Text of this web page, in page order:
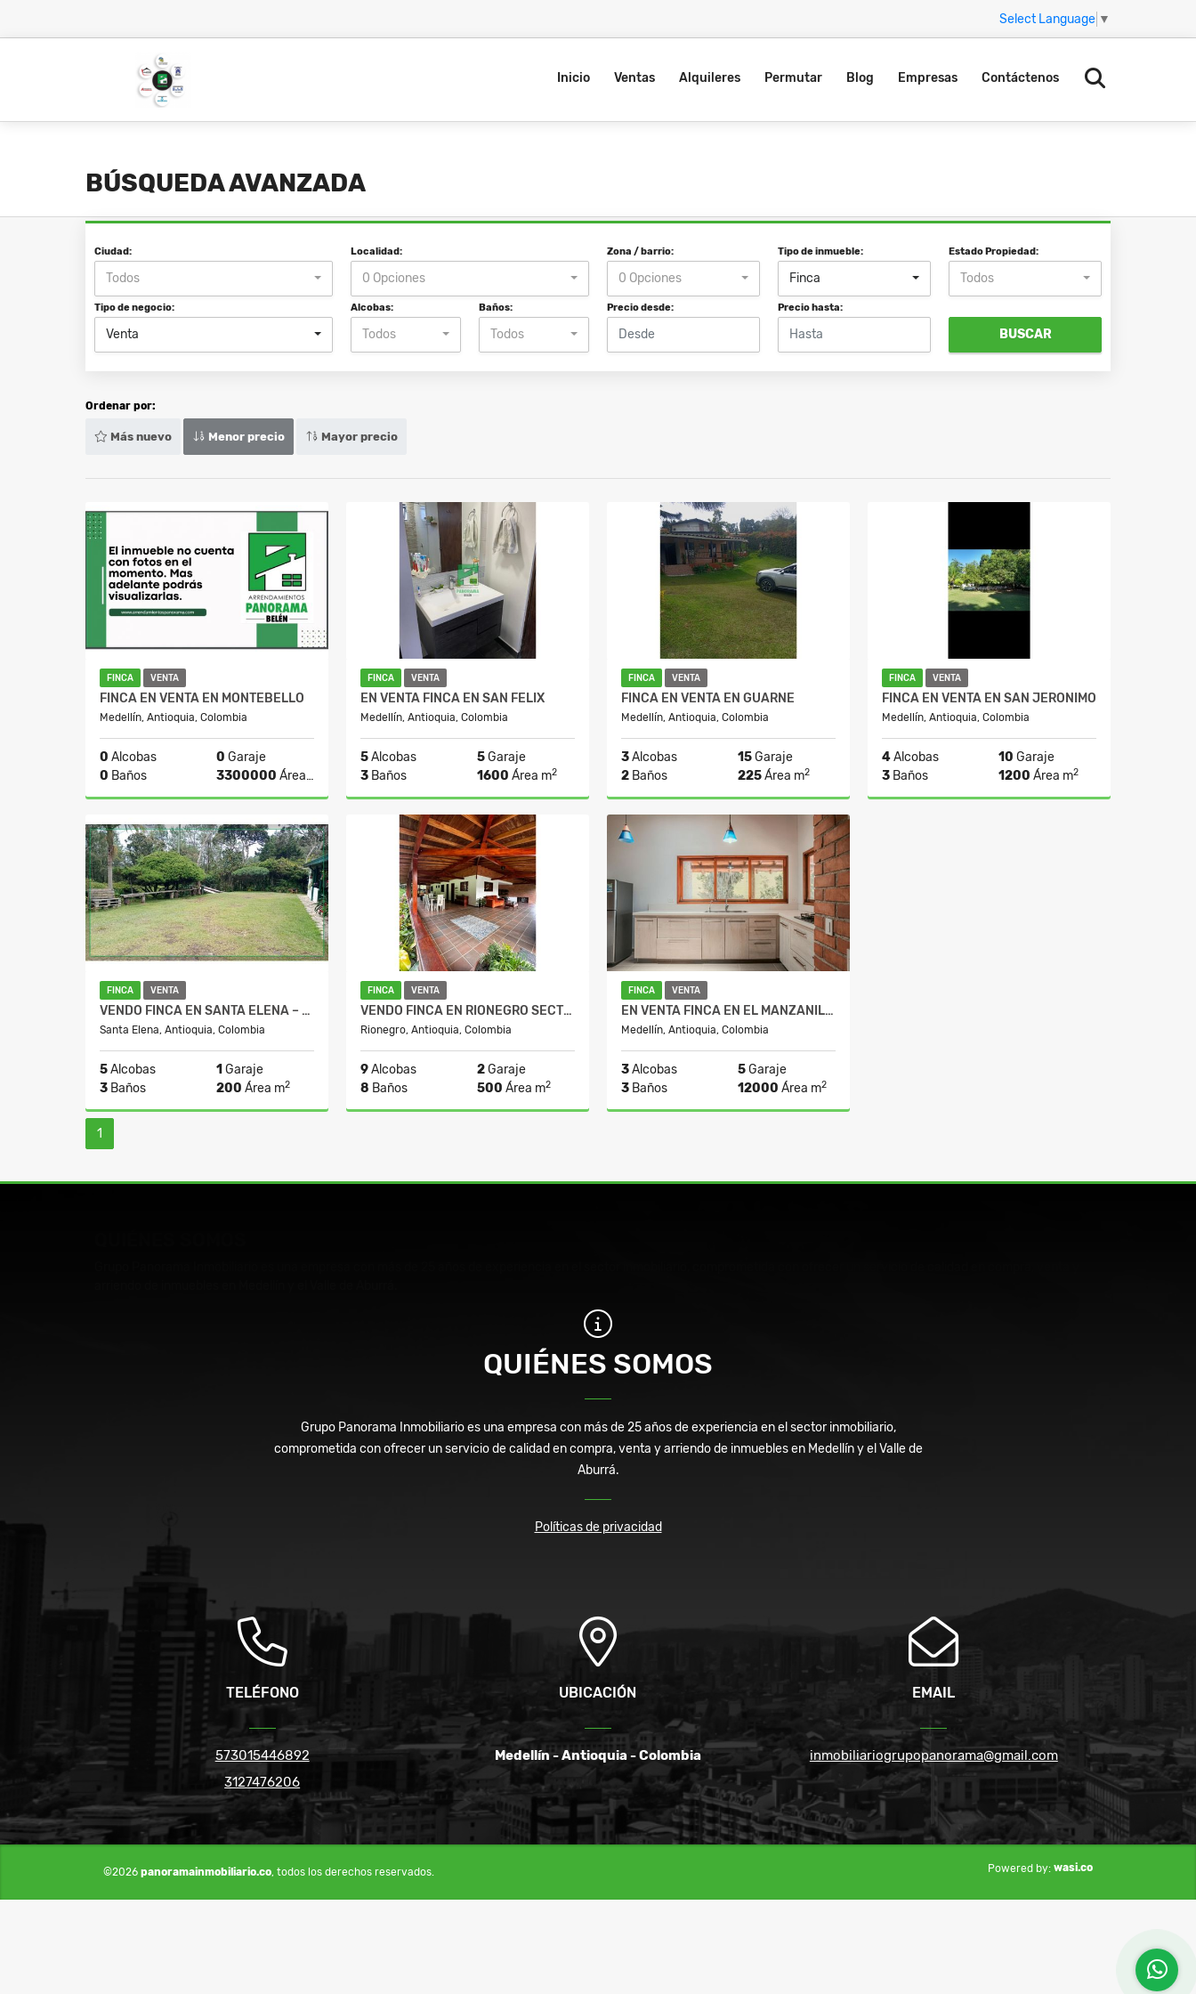
Select Language ▼
Inicio Ventas Alquileres Permutar Blog Empresas Contáctenos
BÚSQUEDA AVANZADA
Ciudad:
Todos
Localidad:
0 Opciones
Zona / barrio:
0 Opciones
Tipo de inmueble:
Finca
Estado Propiedad:
Todos
Tipo de negocio:
Venta
Alcobas:
Todos
Baños:
Todos
Precio desde: Precio hasta:
BUSCAR
Ordenar por:
Más nuevo Menor precio Mayor precio
FINCA VENTA
FINCA EN VENTA EN MONTEBELLO
Medellín, Antioquia, Colombia
0 Alcobas 0 Garaje
0 Baños 3300000 Área m
Venta
$350.000.000
FINCA VENTA
EN VENTA FINCA EN SAN FELIX
Medellín, Antioquia, Colombia
5Alcobas 5Garaje
3 Baños 1600 Área m2
$700.000.000
FINCA VENTA
FINCA EN VENTA EN GUARNE
Medellín, Antioquia, Colombia
3Alcobas 15Garaje
2 Baños 225Área m2
Venta
$750.000.000
FINCA VENTA
FINCA EN VENTA EN SAN JERONIMO
Medellín, Antioquia, Colombia
4Alcobas 10 Garaje
3 Baños 1200 Área m2
FINCA VENTA
VENDO FINCA EN SANTA ELENA – VEREDA PIEDRA GORDA
Santa Elena, Antioquia, Colombia
5Alcobas 1 Garaje
3 Baños 200 Área m2
FINCA VENTA
VENDO FINCA EN RIONEGRO SECTOR LOS COLEGIOS
Rionegro, Antioquia, Colombia
9Alcobas 2Garaje
8 Baños 500 Área m2
FINCA VENTA
EN VENTA FINCA EN EL MANZANILLO VEREDA EL JARDIN
Medellín, Antioquia, Colombia
3Alcobas 5Garaje
3 Baños 12000 Área m2
1
QUIÉNES SOMOS
Grupo Panorama Inmobiliario es una empresa con más de 25 años de experiencia en el sector inmobiliario,
comprometida con ofrecer un servicio de calidad en compra, venta y arriendo de inmuebles en Medellín y el Valle de
Aburrá.
Políticas de privacidad
TELÉFONO
573015446892
3127476206
UBICACIÓN
Medellín - Antioquia - Colombia
EMAIL
inmobiliariogrupopanorama@gmail.com
©2026 panoramainmobiliario.co, todos los derechos reservados. Powered by: wasi.co